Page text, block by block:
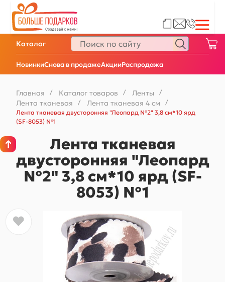
НовинкиСнова в продажеАкцииРаспродажа
Каталог
Главная / Каталог товаров / Ленты /
Лента тканевая / Лента тканевая 4 см
/
Лента тканевая двусторонняя "Леопард №2" 3,8 см*10 ярд
(SF-8053) №1
Лента тканевая
двусторонняя "Леопард
№2" 3,8 см*10 ярд (SF-
8053) №1